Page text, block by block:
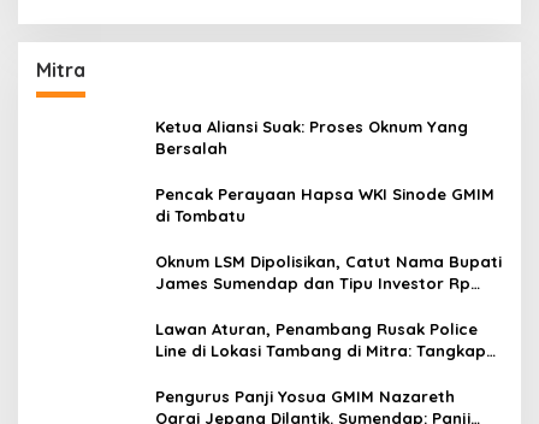
Mitra
Ketua Aliansi Suak: Proses Oknum Yang
Bersalah
Pencak Perayaan Hapsa WKI Sinode GMIM
di Tombatu
Oknum LSM Dipolisikan, Catut Nama Bupati
James Sumendap dan Tipu Investor Rp
Lawan Aturan, Penambang Rusak Police
Line di Lokasi Tambang di Mitra: Tangkap
Pengurus Panji Yosua GMIM Nazareth
Oarai Jepang Dilantik. Sumendap: Panji